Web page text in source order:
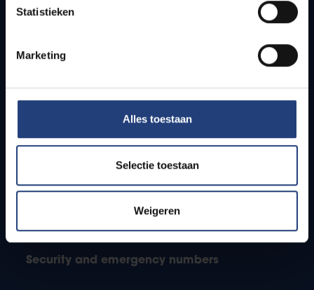
Statistieken
Marketing
Alles toestaan
Selectie toestaan
Weigeren
How to get to the VUB campuses
Students
PhD students
Teachers and secondary schools
Working students
Security and emergency numbers